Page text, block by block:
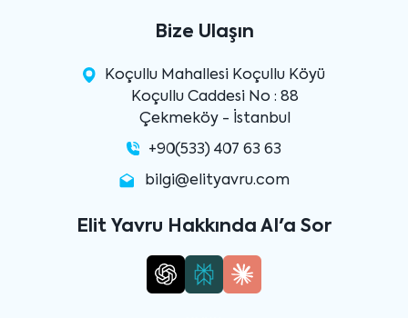
Bize Ulaşın
Koçullu Mahallesi Koçullu Köyü
Koçullu Caddesi No : 88
Çekmeköy - İstanbul
+90(533) 407 63 63
bilgi@elityavru.com
Elit Yavru Hakkında AI'a Sor